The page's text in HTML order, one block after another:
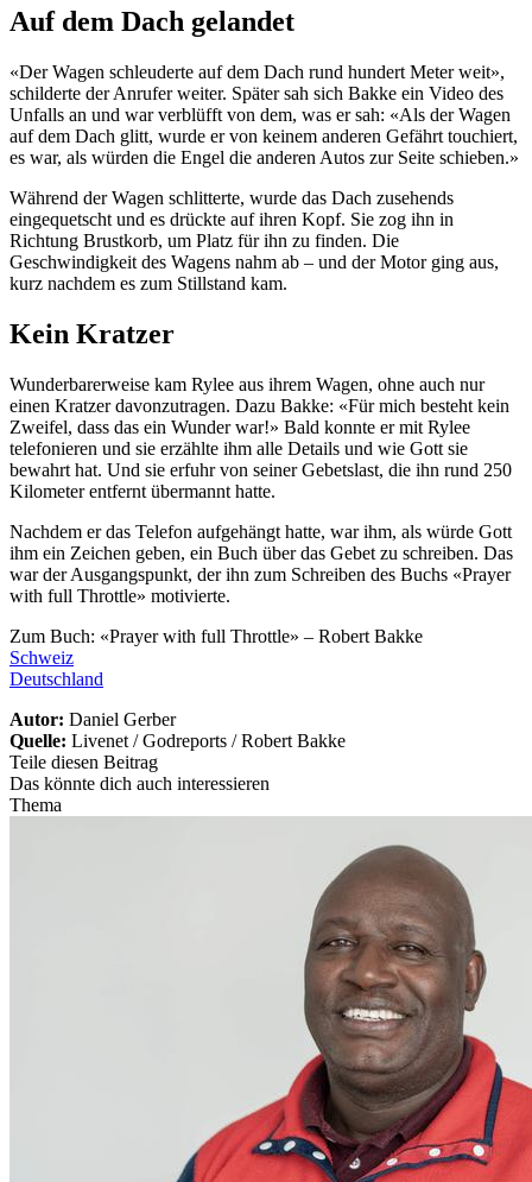
Auf dem Dach gelandet
«Der Wagen schleuderte auf dem Dach rund hundert Meter weit»,
schilderte der Anrufer weiter. Später sah sich Bakke ein Video des
Unfalls an und war verblüfft von dem, was er sah: «Als der Wagen
auf dem Dach glitt, wurde er von keinem anderen Gefährt touchiert,
es war, als würden die Engel die anderen Autos zur Seite schieben.»
Während der Wagen schlitterte, wurde das Dach zusehends
eingequetscht und es drückte auf ihren Kopf. Sie zog ihn in
Richtung Brustkorb, um Platz für ihn zu finden. Die
Geschwindigkeit des Wagens nahm ab – und der Motor ging aus,
kurz nachdem es zum Stillstand kam.
Kein Kratzer
Wunderbarerweise kam Rylee aus ihrem Wagen, ohne auch nur
einen Kratzer davonzutragen. Dazu Bakke: «Für mich besteht kein
Zweifel, dass das ein Wunder war!» Bald konnte er mit Rylee
telefonieren und sie erzählte ihm alle Details und wie Gott sie
bewahrt hat. Und sie erfuhr von seiner Gebetslast, die ihn rund 250
Kilometer entfernt übermannt hatte.
Nachdem er das Telefon aufgehängt hatte, war ihm, als würde Gott
ihm ein Zeichen geben, ein Buch über das Gebet zu schreiben. Das
war der Ausgangspunkt, der ihn zum Schreiben des Buchs «Prayer
with full Throttle» motivierte.
Zum Buch: «Prayer with full Throttle» – Robert Bakke
Schweiz
Deutschland
Autor: Daniel Gerber
Quelle: Livenet / Godreports / Robert Bakke
Teile diesen Beitrag
Das könnte dich auch interessieren
Thema